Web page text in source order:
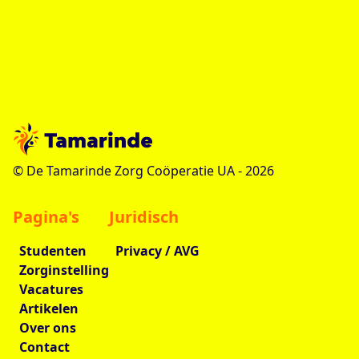
© De Tamarinde Zorg Coöperatie UA -2026
Pagina's
Studenten
Zorginstelling
Vacatures
Artikelen
Over ons
Contact
Juridisch
Privacy / AVG